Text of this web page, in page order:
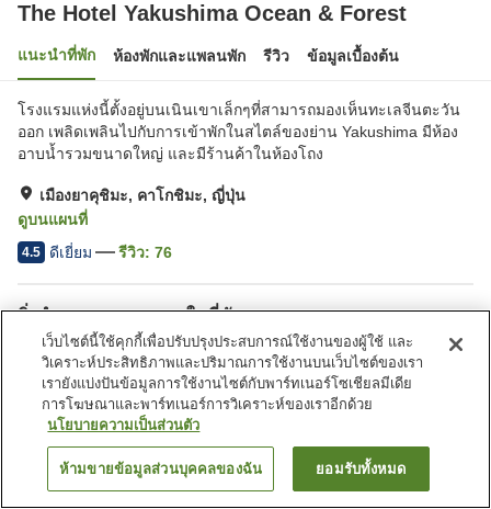
The Hotel Yakushima Ocean & Forest
แนะนำที่พัก ห้องพักและแพลนพัก รีวิว ข้อมูลเบื้องต้น
โรงแรมแห่งนี้ตั้งอยู่บนเนินเขาเล็กๆที่สามารถมองเห็นทะเลจีนตะวัน
ออก เพลิดเพลินไปกับการเข้าพักในสไตล์ของย่าน Yakushima มีห้อง
อาบน้ำรวมขนาดใหญ่ และมีร้านค้าในห้องโถง
เมืองยาคุชิมะ, คาโกชิมะ, ญี่ปุ่น
ดูบนแผนที่
4.5 ดีเยี่ยม รีวิว: 76
สิ่งอำนวยความสะดวกในที่พัก
ที่จอดรถ
ซาวน่า
สปา/บิวตี้ซาลอน
ร้านอาหาร
หน้าแรก ญี่ปุ่น คาโกชิมะ
The Hotel Yakushima Ocean & Forest
ค้นหาห้องพัก
เว็บไซต์นี้ใช้คุกกี้เพื่อปรับปรุงประสบการณ์ใช้งานของผู้ใช้ และ
วิเคราะห์ประสิทธิภาพและปริมาณการใช้งานบนเว็บไซต์ของเรา
เรายังแบ่งปันข้อมูลการใช้งานไซต์กับพาร์ทเนอร์โซเชียลมีเดีย
การโฆษณาและพาร์ทเนอร์การวิเคราะห์ของเราอีกด้วย
นโยบายความเป็นส่วนตัว
ห้ามขายข้อมูลส่วนบุคคลของฉัน ยอมรับทั้งหมด